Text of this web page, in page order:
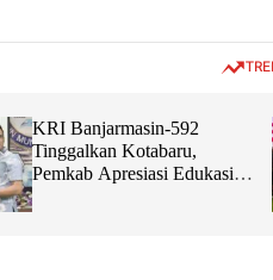
KRI Banjarmasin-592
Tinggalkan Kotabaru,
Pemkab Apresiasi Edukasi
dan Sinergi TNI Bersama
Masyarakat